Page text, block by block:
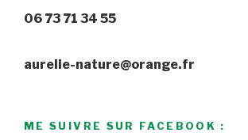
06 73 71 34 55
aurelie-nature@orange.fr
ME SUIVRE SUR FACEBOOK :